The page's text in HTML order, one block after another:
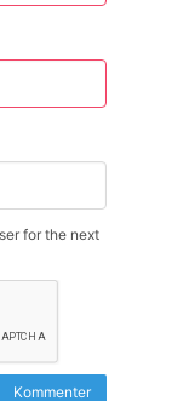
for the next